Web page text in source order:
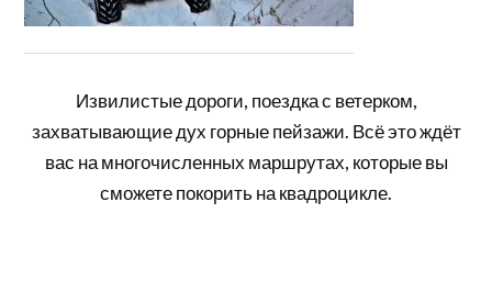
Извилистые дороги, поездка с ветерком,
захватывающие дух горные пейзажи. Всё это ждёт
вас на многочисленных маршрутах, которые вы
сможете покорить на квадроцикле.